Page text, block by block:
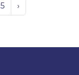
5 ›